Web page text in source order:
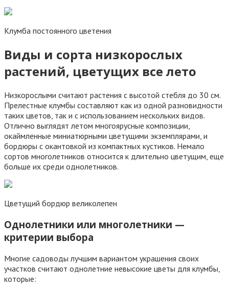
Клумба постоянного цветения
Виды и сорта низкорослых
растений, цветущих все лето
Низкорослыми считают растения с высотой стебля до 30 см.
Прелестные клумбы составляют как из одной разновидности
таких цветов, так и с использованием нескольких видов.
Отлично выглядят летом многоярусные композиции,
окаймленные миниатюрными цветущими экземплярами, и
бордюры с окантовкой из компактных кустиков. Немало
сортов многолетников относится к длительно цветущим, еще
больше их среди однолетников.
Цветущий бордюр великолепен
Однолетники или многолетники —
критерии выбора
Многие садоводы лучшим вариантом украшения своих
участков считают однолетние невысокие цветы для клумбы,
которые: